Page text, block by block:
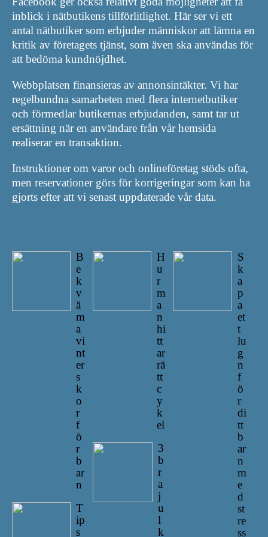
inblick i nätbutikens tillförlitlighet. Här ser vi ett
antal nätbutiker som erbjuder människor att lämna en
kritik av företagets tjänst, som även ska användas för
att bedöma kundnöjdhet.
Webbplatsen finansieras av annonsintäkter. Vi har
regelbundna samarbeten med flera internetbutiker
och förmedlar butikernas erbjudanden, samt tar ut
ersättning när en användare från vår hemsida
realiserar en transaktion.
Instruktioner om varor och onlineföretag stöds ofta,
men reservationer görs för korrigeringar som kan ha
gjorts efter att vi senast uppdaterade vår data.
B
e
k
v
ä
m
a
vi
nt
er
s
k
o
r
f
ö
r
b
ar
n
T
ip
s
H
u
r
m
a
n
hi
tt
ar
rä
tt
c
y
k
el
3
b
r
a
j
u
l
k
S
k
a
p
a
et
t
lu
g
n
f
ö
r
di
tt
b
ar
n
m
e
d
st
re
ss